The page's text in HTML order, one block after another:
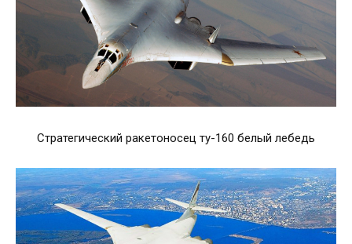
Стратегический ракетоносец ту-160 белый лебедь